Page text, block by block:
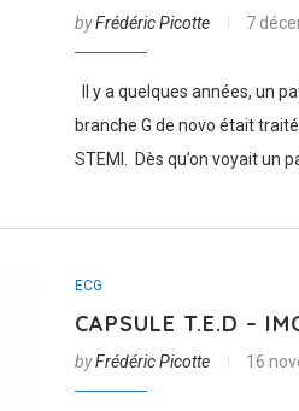
byFrédéric Picotte 7
Il y a quelques années, un
branche G de novo était
STEMI. Dès qu’on voyait un
ECG
CAPSULE T.E.D –
byFrédéric Picotte 16